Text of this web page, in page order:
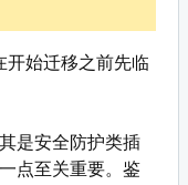
开始迁移之前先临
是安全防护类插
点至关重要。鉴